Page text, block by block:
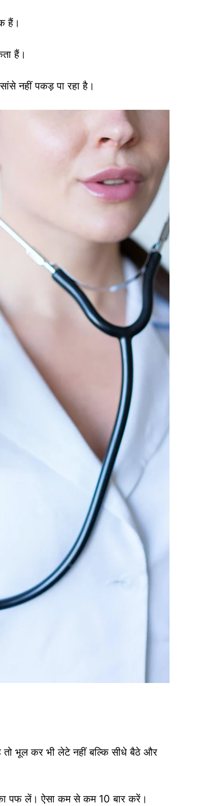
हैं।
हैं।
नहीं पकड़ पा रहा है।
भूल कर भी लेटे नहीं बल्कि सीधे बैठे और
पफ लें। ऐसा कम से कम 10 बार करें।